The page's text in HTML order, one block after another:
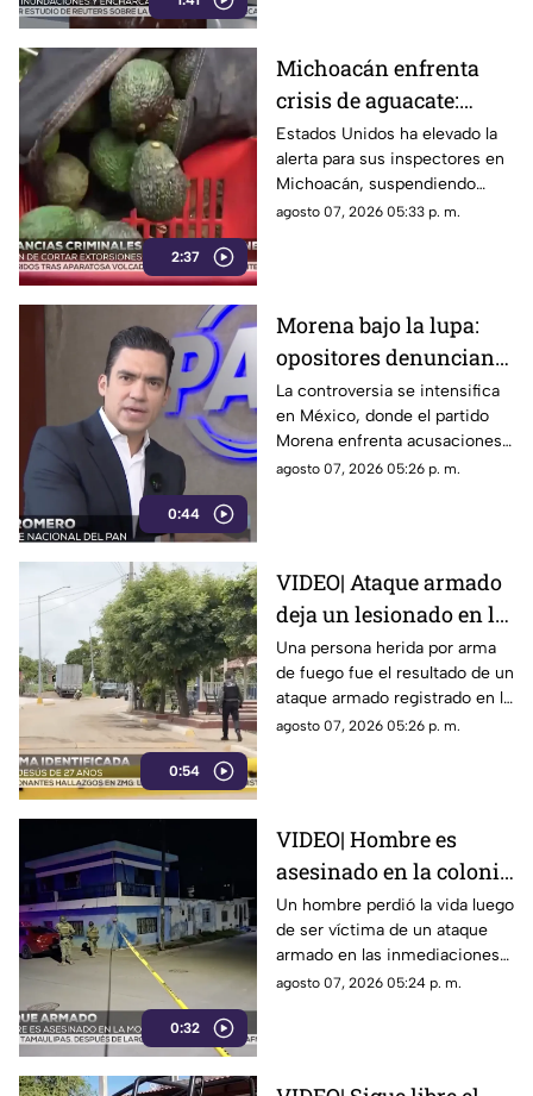
2:37
Michoacán enfrenta
crisis de aguacate:
Estados Unidos frena
exportaciones
Estados Unidos ha elevado la
alerta para sus inspectores en
Michoacán, suspendiendo
exportaciones de aguacate y
agosto 07, 2026 05:33 p. m.
0:44
Morena bajo la lupa:
opositores denuncian
intentos de censura
sobre políticos y
crimen organizado
La controversia se intensifica
en México, donde el partido
Morena enfrenta acusaciones
de censura y manipulación
agosto 07, 2026 05:26 p. m.
0:54
VIDEO| Ataque armado
deja un lesionado en la
comunidad de El
Chilillo en Mazatlán
Una persona herida por arma
de fuego fue el resultado de un
ataque armado registrado en la
comunidad de El Chilillo, al
agosto 07, 2026 05:26 p. m.
0:32
VIDEO| Hombre es
asesinado en la colonia
Morelos en Mazatlán
Un hombre perdió la vida luego
de ser víctima de un ataque
armado en las inmediaciones
de la colonia Morelos, al
agosto 07, 2026 05:24 p. m.